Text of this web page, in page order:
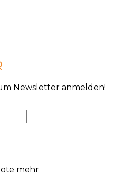
Newsletter anmelden!
mehr